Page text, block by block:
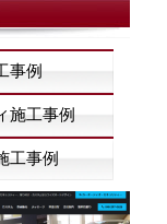
事例
施工事例
工事例